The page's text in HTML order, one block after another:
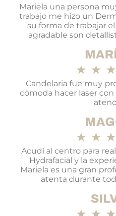
Mariela una persona
trabajo me hizo un
su forma de trabajar
agradable son
★ ★ ★
Candelaria fue muy
cómoda hacer laser
★ ★ ★
Acudí al centro para
Hydrafacial y la
Mariela es una gran
atenta durante